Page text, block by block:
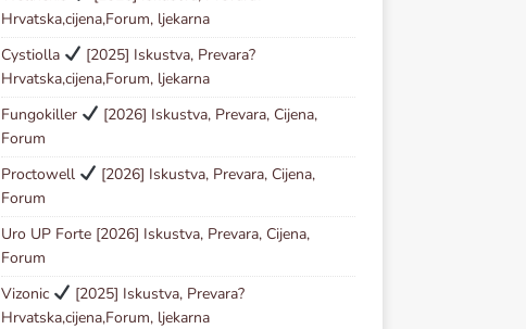
Hrvatska,cijena,Forum, ljekarna
Cystiolla
[2025] Iskustva, Prevara?
Hrvatska,cijena,Forum, ljekarna
Fungokiller
[2026] Iskustva, Prevara, Cijena,
Forum
Proctowell
[2026] Iskustva, Prevara, Cijena,
Forum
Uro UP Forte [2026] Iskustva, Prevara, Cijena,
Forum
Vizonic
[2025] Iskustva, Prevara?
Hrvatska,cijena,Forum, ljekarna